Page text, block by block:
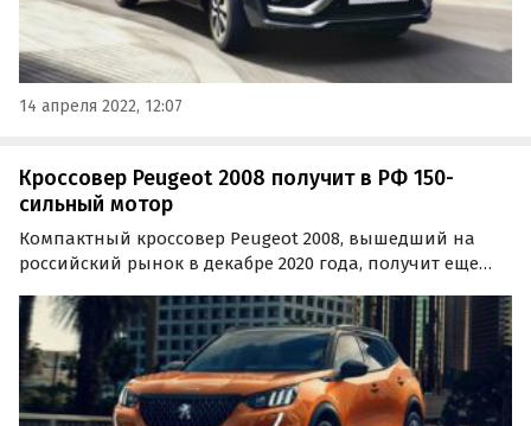
14 апреля 2022, 12:07
Кроссовер Peugeot 2008 получит в РФ 150-
сильный мотор
Компактный кроссовер Peugeot 2008, вышедший на
российский рынок в декабре 2020 года, получит еще
Расширенное Одобрение типа транспортного средства
(ОТТС) на паркетник появилось в открытой базе…